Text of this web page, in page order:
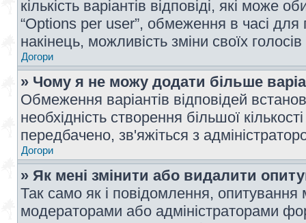
кількість варіантів відповіді, які може
“Options per user”, обмеження в часі для
накінець, можливість зміни своїх
Догори
» Чому я не можу додати більше
Обмеження варіантів відповідей
необхідність створення більшої
передбачено, зв'яжіться з
Догори
» Як мені змінити або видалити
Так само як і повідомлення,
модераторами або адміністраторами